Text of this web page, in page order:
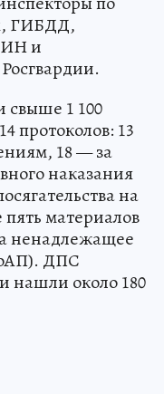
ГИБДД,
и
свыше 1 100
протоколов: 13
18 — за
наказания
на
материалов
ненадлежащее
ДПС
нашли около 180